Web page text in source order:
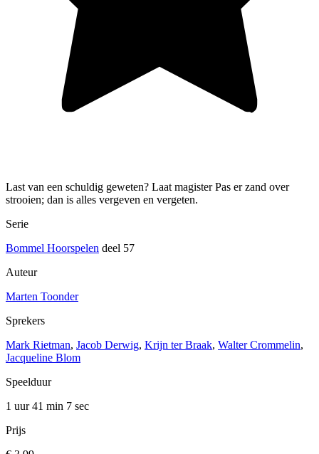
Last van een schuldig geweten? Laat magister Pas er zand over
strooien; dan is alles vergeven en vergeten.
Serie
Bommel Hoorspelen deel 57
Auteur
Marten Toonder
Sprekers
Mark Rietman, Jacob Derwig, Krijn ter Braak, Walter Crommelin,
Jacqueline Blom
Speelduur
1 uur 41 min 7 sec
Prijs